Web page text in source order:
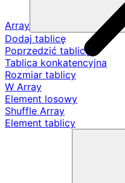
Array
Dodaj tablicę
Poprzedzić tablicę
Tablica konkatencyjna
Rozmiar tablicy
W Array
Element losowy
Shuffle Array
Element tablicy